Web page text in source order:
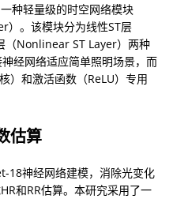
种轻量级的时空网络模块
）。该模块分为线性ST层
（Nonlinear ST Layer）两种
经网络适应简单照明场景，而
）和激活函数（ReLU）专用
估算
18神经网络建模，消除光变化
和RR估算。本研究采用了一